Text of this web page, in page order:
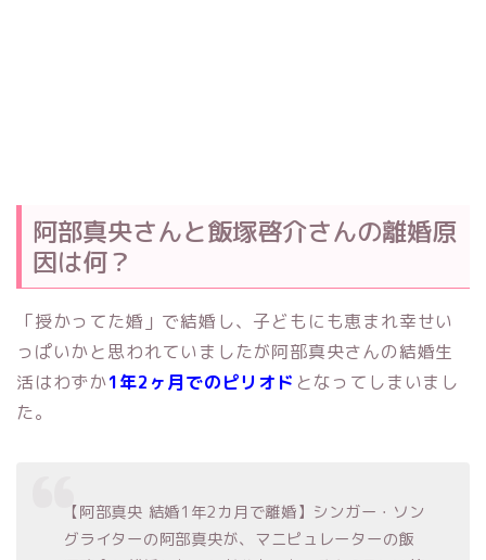
阿部真央さんと飯塚啓介さんの離婚原
因は何？
「授かってた婚」で結婚し、子どもにも恵まれ幸せい
っぱいかと思われていましたが阿部真央さんの結婚生
活はわずか1年2ヶ月でのピリオド となってしまいまし
た。
【阿部真央 結婚1年2カ月で離婚】シンガー・ソン
グライターの阿部真央が、マニピュレーターの飯